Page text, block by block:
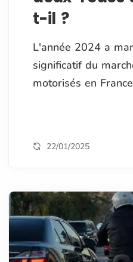
t-il ?
L'année 2024 a
significatif du
motorisés en
22/01/2025